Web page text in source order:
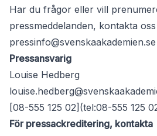
Har du frågor eller vill
pressmeddelanden, kontakta
pressinfo@svenskaakademien.se
Pressansvarig
Louise Hedberg
[08-555 125 02](tel:08-555 125
För pressackreditering, kontakta